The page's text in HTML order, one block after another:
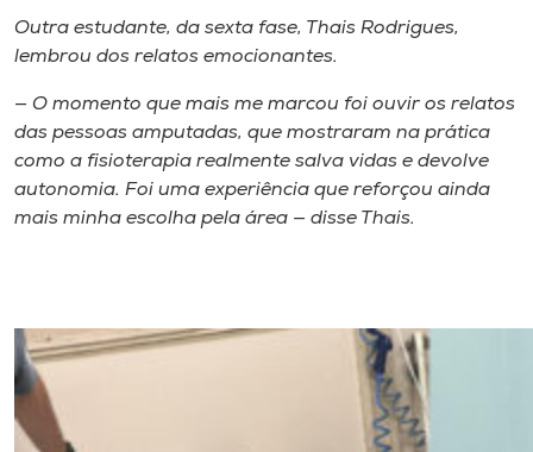
Outra estudante, da sexta fase, Thais Rodrigues,
lembrou dos relatos emocionantes.
— O momento que mais me marcou foi ouvir os relatos
das pessoas amputadas, que mostraram na prática
como a fisioterapia realmente salva vidas e devolve
autonomia. Foi uma experiência que reforçou ainda
mais minha escolha pela área — disse Thais.